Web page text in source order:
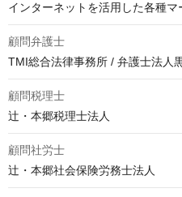
インターネットを活用した各種
顧問弁護士
TMI総合法律事務所 / 弁護士法人
顧問税理士
辻・本郷税理士法人
顧問社労士
辻・本郷社会保険労務士法人